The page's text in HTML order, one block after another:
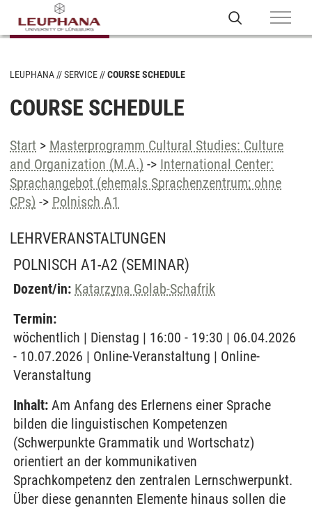
LEUPHANA SERVICE COURSE SCHEDULE
COURSE SCHEDULE
Start > Masterprogramm Cultural Studies: Culture
and Organization (M.A.) -> International Center:
Sprachangebot (ehemals Sprachenzentrum; ohne
CPs) -> Polnisch A1
LEHRVERANSTALTUNGEN
POLNISCH A1-A2 (SEMINAR)
Dozent/in: Katarzyna Golab-Schafrik
Termin:
wöchentlich | Dienstag | 16:00 - 19:30 | 06.04.2026
- 10.07.2026 | Online-Veranstaltung | Online-
Veranstaltung
Inhalt: Am Anfang des Erlernens einer Sprache
bilden die linguistischen Kompetenzen
(Schwerpunkte Grammatik und Wortschatz)
orientiert an der kommunikativen
Sprachkompetenz den zentralen Lernschwerpunkt.
Über diese genannten Elemente hinaus sollen die